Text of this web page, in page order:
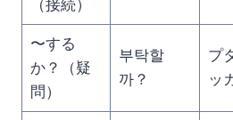
（接続）
〜する
か？（疑
問）
부탁할
까？
プ
ッ